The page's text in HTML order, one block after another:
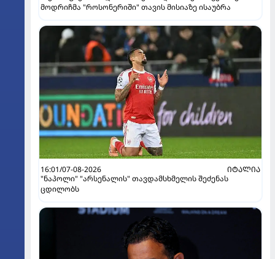
მოდრიჩმა "როსონერიში" თავის მისიაზე ისაუბრა
16:01/07-08-2026
ᲘᲢᲐᲚᲘᲐ
"ნაპოლი" "არსენალის" თავდამსხმელის შეძენას
ცდილობს